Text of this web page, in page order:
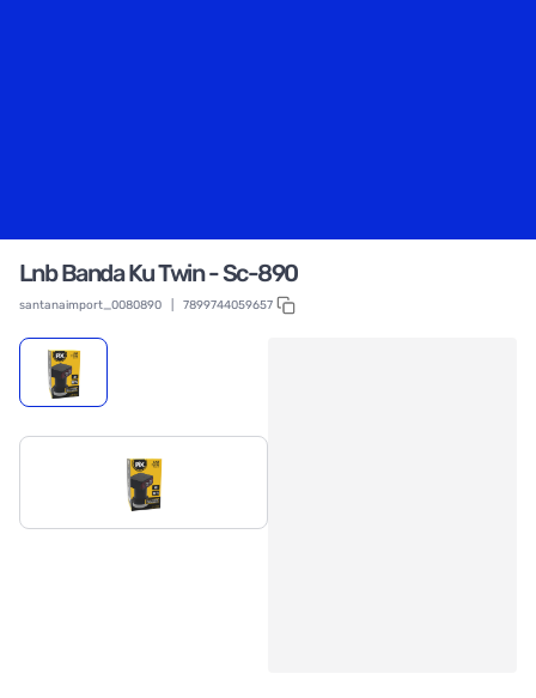
Lnb Banda Ku Twin - Sc-890
santanaimport_0080890 7899744059657